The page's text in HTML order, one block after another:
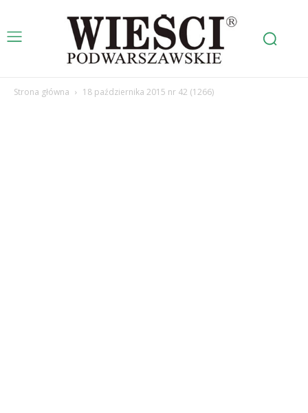
Strona główna 18 października 2015 nr 42 (1266)